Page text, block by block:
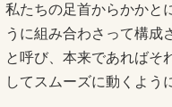
私たちの足首からかかと
うに組み合わさって構成
と呼び、本来であればそ
してスムーズに動くよう